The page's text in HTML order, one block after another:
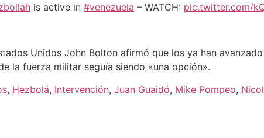
is active in #venezuela – WATCH: pic.twitter.com/
Unidos John Bolton afirmó que los ya han
la fuerza militar seguía siendo «una opción».
, Hezbolá, Intervención, Juan Guaidó, Mike Pompeo,